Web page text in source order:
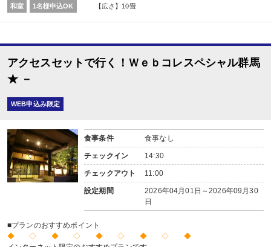
※予約条件入力の画面でチェックを入れて下さい。
和室 1名様申込OK 【広さ】10畳
アクセスセットで行く！Ｗｅｂコレスペシャル群馬
★ －
WEB申込み限定
食事条件 食事なし
チェックイン 14:30
チェックアウト 11:00
設定期間
2026年04月01日～2026年09月30
日
■プランのおすすめポイント
◆ ◇ ◆ ◇ ◆ ◇ ◆ ◇ ◆